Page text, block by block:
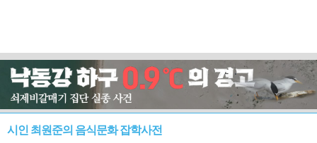
시인 최원준의 음식문화 잡학사전